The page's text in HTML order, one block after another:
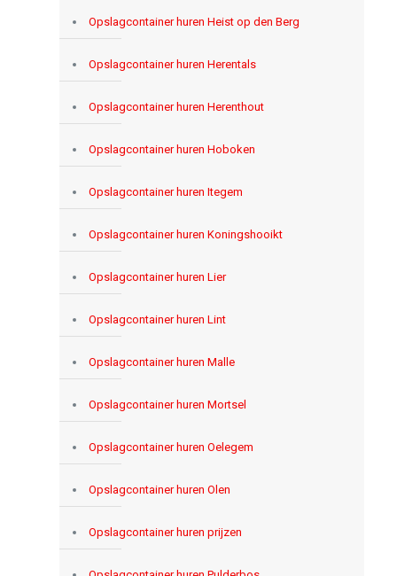
Opslagcontainer huren Heist op den Berg
Opslagcontainer huren Herentals
Opslagcontainer huren Herenthout
Opslagcontainer huren Hoboken
Opslagcontainer huren Itegem
Opslagcontainer huren Koningshooikt
Opslagcontainer huren Lier
Opslagcontainer huren Lint
Opslagcontainer huren Malle
Opslagcontainer huren Mortsel
Opslagcontainer huren Oelegem
Opslagcontainer huren Olen
Opslagcontainer huren prijzen